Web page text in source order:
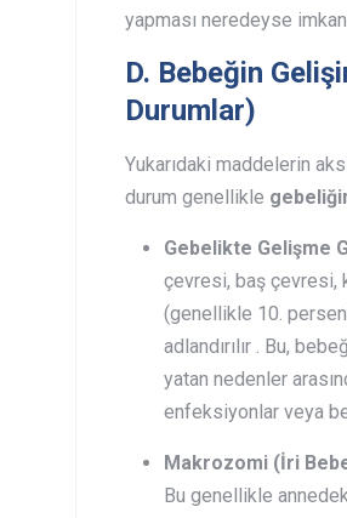
yapması neredeyse
D. Bebeğin
Durumlar)
Yukarıdaki maddelerin
durum genellikle
Gebelikte Gelişme
çevresi, baş çevresi,
(genellikle 10.
adlandırılır . Bu,
yatan nedenler
enfeksiyonlar veya
Makrozomi (İri
Bu genellikle